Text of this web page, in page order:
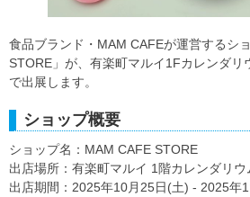
食品ブランド・MAM CAFEが運営するシ
STORE」が、有楽町マルイ1Fカレンダリ
で出展します。
ショップ概要
ショップ名：MAM CAFE STORE
出店場所：有楽町マルイ 1階カレンダリウ
出店期間：2025年10月25日(土) - 2025年